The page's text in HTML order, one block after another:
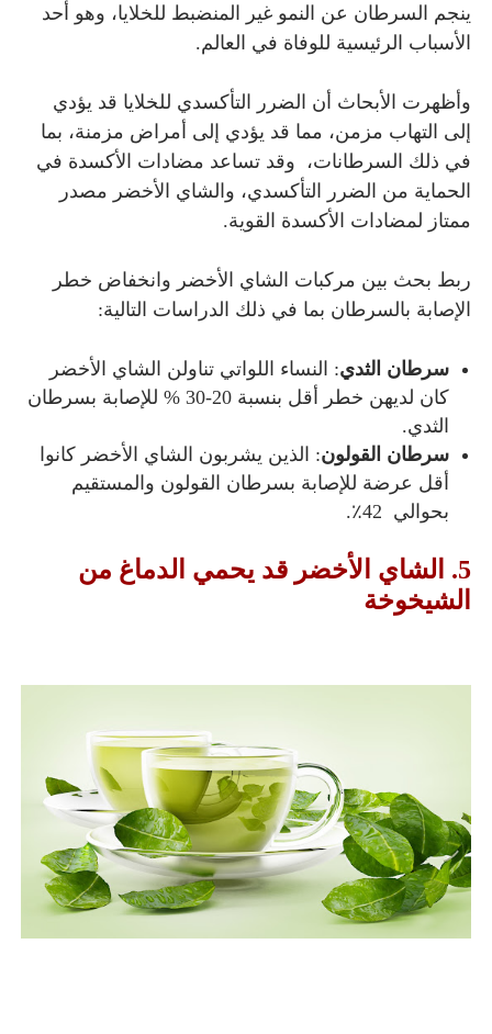
ينجم السرطان عن النمو غير المنضبط للخلايا، وهو أحد
الأسباب الرئيسية للوفاة في العالم.
وأظهرت الأبحاث أن الضرر التأكسدي للخلايا قد يؤدي
إلى التهاب مزمن، مما قد يؤدي إلى أمراض مزمنة، بما
في ذلك السرطانات، وقد تساعد مضادات الأكسدة في
الحماية من الضرر التأكسدي، و الشاي الأخضر مصدر
ممتاز لمضادات الأكسدة القوية.
ربط بحث بين مركبات الشاي الأخضر وانخفاض خطر
الإصابة بالسرطان بما في ذلك الدراسات التالية:
سرطان الثدي: النساء اللواتي تناولن الشاي الأخضر
كان لديهن خطر أقل بنسبة 20-30 % للإصابة بسرطان
الثدي.
سرطان القولون: الذين يشربون الشاي الأخضر كانوا
أقل عرضة للإصابة بسرطان القولون والمستقيم
بحوالي 42٪.
5. الشاي الأخضر قد يحمي الدماغ من
الشيخوخة